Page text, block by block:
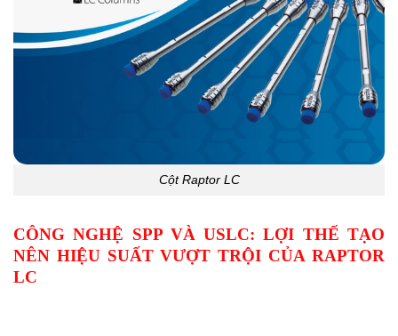
Cột Raptor LC
CÔNG NGHỆ SPP VÀ USLC: LỢI THẾ TẠO
NÊN HIỆU SUẤT VƯỢT TRỘI CỦA RAPTOR
LC